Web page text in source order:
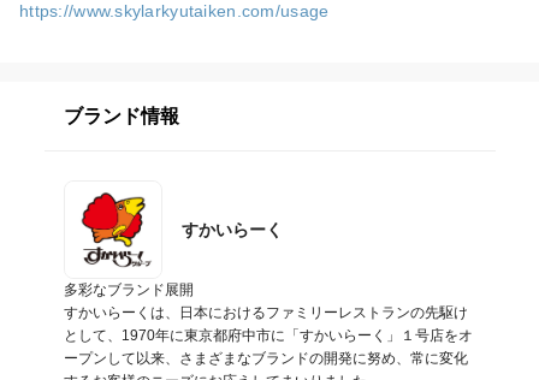
https://www.skylarkyutaiken.com/usage
ブランド情報
すかいらーく
多彩なブランド展開
すかいらーくは、日本におけるファミリーレストランの先駆け
として、1970年に東京都府中市に「すかいらーく」１号店をオ
ープンして以来、さまざまなブランドの開発に努め、常に変化